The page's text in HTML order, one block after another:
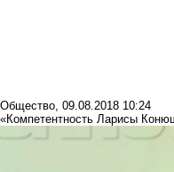
Общество, 09.08.2018 10:24
«Компетентность Ларисы